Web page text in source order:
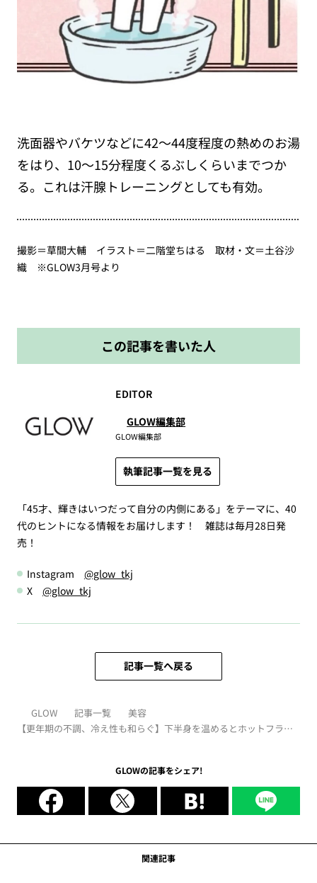
洗面器やバケツなどに42～44度程度の熱めのお湯
をはり、10～15分程度くるぶしくらいまでつか
る。これは汗腺トレーニングとしても有効。
撮影＝草間大輔 イラスト＝二階堂ちはる 取材・文＝土谷沙
織 ※GLOW3月号より
この記事を書いた人
EDITOR
GLOW編集部
GLOW編集部
執筆記事一覧を見る
「45才、輝きはいつだって自分の内側にある」をテーマに、40
代のヒントになる情報をお届けします！ 雑誌は毎月28日発
売！
Instagram @glow_tkj
X @glow_tkj
記事一覧へ戻る
GLOW 記事一覧
美容
【更年期の不調、冷え性も和らぐ】下半身を温めるとホットフラッ
GLOWの記事をシェア!
関連記事